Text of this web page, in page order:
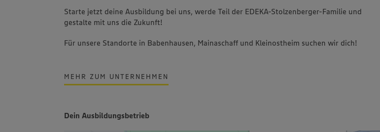
Starte jetzt deine Ausbildung bei uns, werde Teil der EDEKA-Stolzenberger-Familie und
gestalte mit uns die Zukunft!
Für unsere Standorte in Babenhausen, Mainaschaff und Kleinostheim suchen wir dich!
MEHR ZUM UNTERNEHMEN
Dein Ausbildungsbetrieb